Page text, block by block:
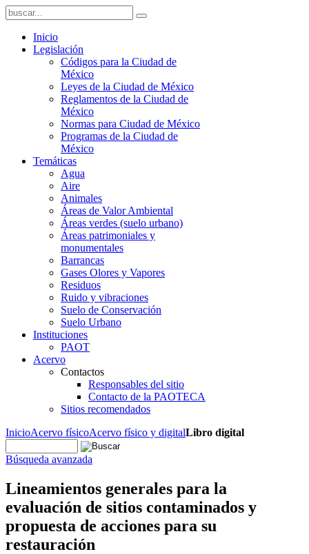
Inicio
Legislación
Códigos para la Ciudad de
México
Leyes de la Ciudad de México
Reglamentos de la Ciudad de
México
Normas para Ciudad de México
Programas de la Ciudad de
México
Temáticas
Agua
Aire
Animales
Áreas de Valor Ambiental
Áreas verdes (suelo urbano)
Áreas patrimoniales y
monumentales
Barrancas
Gases Olores y Vapores
Residuos
Ruido y vibraciones
Suelo de Conservación
Suelo Urbano
Instituciones
PAOT
Acervo
Contactos
Responsables del sitio
Contacto de la PAOTECA
Sitios recomendados
InicioAcervo físicoAcervo físico y digitalLibro digital
Búsqueda avanzada
Lineamientos generales para la
evaluación de sitios contaminados y
propuesta de acciones para su
restauración